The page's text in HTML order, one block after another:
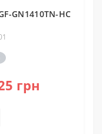
GN1410TN-HC
грн